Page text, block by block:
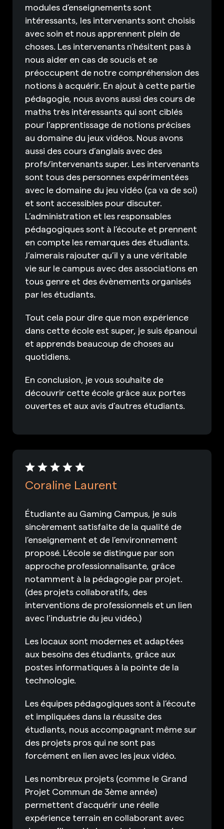
modules d’enseignements sont
intéressants, les intervenants sont choisis
avec soin et nous apprennent plein de
choses. Les intervenants n’hésitent pas à
nous aider en cas de soucis et se
préoccupent de notre compréhension des
notions à acquérir. En ajout à cette partie
pédagogie, nous avons aussi des cours de
maths très intéressants qui sont ciblés
pour l’apprentissage de notions précises
au domaine du jeux vidéos. Nous avons
aussi des cours d’anglais avec des
profs/intervenants super. Les intervenants
sont tous des personnes expérimentées
avec le domaine du jeu vidéo (ça va de soi)
et sont accessibles pour discuter.
L’administration et les responsables
pédagogiques sont à l’écoute et prennent
en compte les remarques des étudiants.
J’aimerais rajouter qu’il y a une véritable
vie sur le campus avec des associations en
tous genre et des évènements organisés
par les étudiants.
Tout cela pour dire que mon expérience
dans cette école est super, je suis épanoui
et apprends beaucoup de choses au
quotidiens.
En conclusion, je vous souhaite de
découvrir cette école grâce aux portes
ouvertes et aux avis d’autres étudiants.
Coraline Laurent
Étudiante au Gaming Campus, je suis
sincèrement satisfaite de la qualité de
l’enseignement et de l’environnement
proposé. L’école se distingue par son
approche professionnalisante, grâce
notamment à la pédagogie par projet.
(des projets collaboratifs, des
interventions de professionnels et un lien
avec l’industrie du jeu vidéo.)
Les locaux sont modernes et adaptées
aux besoins des étudiants, grâce aux
postes informatiques à la pointe de la
technologie.
Les équipes pédagogiques sont à l’écoute
et impliquées dans la réussite des
étudiants, nous accompagnant même sur
des projets pros qui ne sont pas
forcément en lien avec les jeux vidéo.
Les nombreux projets (comme le Grand
Projet Commun de 3ème année)
permettent d’acquérir une réelle
expérience terrain en collaborant avec